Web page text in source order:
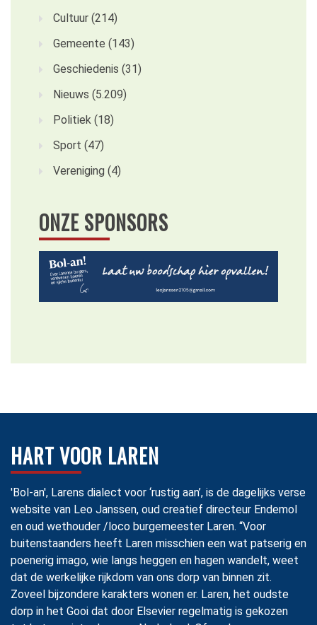
Cultuur (214)
Gemeente (143)
Geschiedenis (31)
Nieuws (5.209)
Politiek (18)
Sport (47)
Vereniging (4)
ONZE SPONSORS
HART VOOR LAREN
'Bol-an', Larens dialect voor ‘rustig aan’, is de dagelijks verse
website van Leo Janssen, oud creatief directeur Endemol
en oud wethouder /loco burgemeester Laren. “Voor
buitenstaanders heeft Laren misschien een wat patserig en
poenerig imago, wie langs heggen en hagen wandelt, weet
dat de werkelijke rijkdom van ons dorp van binnen zit.
Zoveel bijzondere karakters wonen er. Laren, het oudste
dorp in het Gooi dat door Elsevier regelmatig is gekozen